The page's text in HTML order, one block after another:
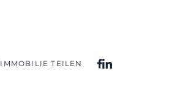
IMMOBILIE TEILEN